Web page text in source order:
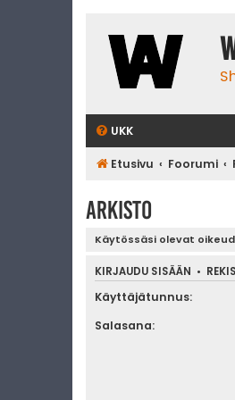
UKK
Etusivu Foorumi
Arkisto
Käytössäsi olevat
KIRJAUDU SISÄÄN •
Käyttäjätunnus:
Salasana: